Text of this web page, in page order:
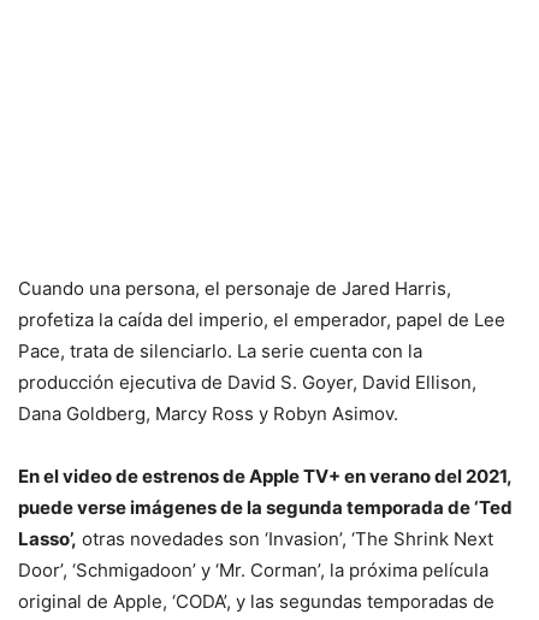
Cuando una persona, el personaje de Jared Harris,
profetiza la caída del imperio, el emperador, papel de Lee
Pace, trata de silenciarlo. La serie cuenta con la
producción ejecutiva de David S. Goyer, David Ellison,
Dana Goldberg, Marcy Ross y Robyn Asimov.
En el video de estrenos de Apple TV+ en verano del 2021,
puede verse imágenes de la segunda temporada de ‘Ted
Lasso’, otras novedades son ‘Invasion’, ‘The Shrink Next
Door’, ‘Schmigadoon’ y ‘Mr. Corman’, la próxima película
original de Apple, ‘CODA’, y las segundas temporadas de